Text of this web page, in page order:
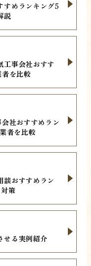
すめランキング5
説
工事会社おすす
を比較
社おすすめラン
者を比較
談おすすめラン
策
せる実例紹介